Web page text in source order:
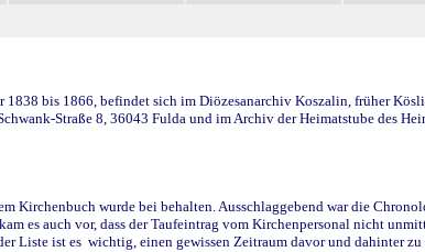
1838 bis 1866, befindet sich im Diözesanarchiv Koszalin, früher
Straße 8, 36043 Fulda und im Archiv der Heimatstube des
Kirchenbuch wurde bei behalten. Ausschlaggebend war die
es auch vor, dass der Taufeintrag vom Kirchenpersonal nicht
Liste ist es wichtig, einen gewissen Zeitraum davor und dahinter